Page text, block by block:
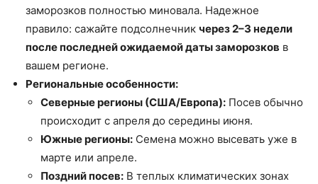
заморозков полностью миновала. Надежное
правило: сажайте подсолнечник через 2–3 недели
после последней ожидаемой даты заморозков в
вашем регионе.
Региональные особенности:
Северные регионы (США/Европа): Посев обычно
происходит с апреля до середины июня.
Южные регионы: Семена можно высевать уже в
марте или апреле.
Поздний посев: В теплых климатических зонах